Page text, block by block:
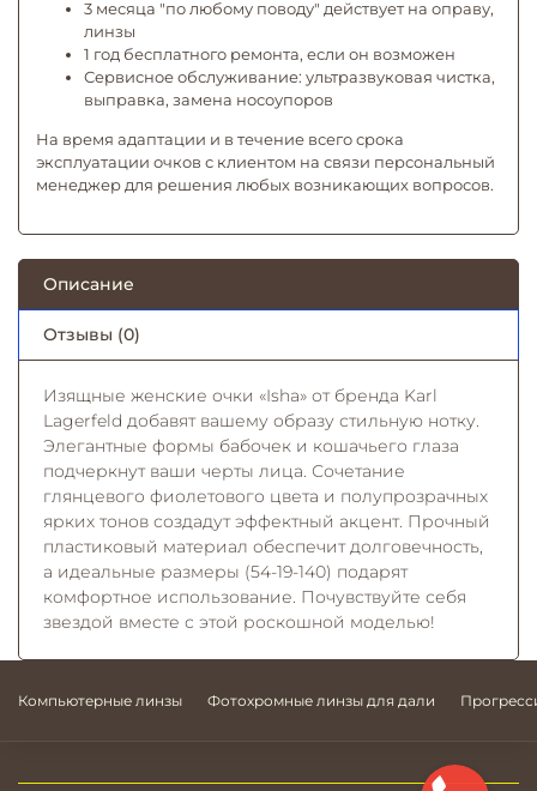
3 месяца "по любому поводу" действует на оправу,
линзы
1 год бесплатного ремонта, если он возможен
Сервисное обслуживание: ультразвуковая чистка,
выправка, замена носоупоров
На время адаптации и в течение всего срока
эксплуатации очков с клиентом на связи персональный
менеджер для решения любых возникающих вопросов.
Описание
Отзывы (0)
Изящные женские очки «Isha» от бренда Karl
Lagerfeld добавят вашему образу стильную нотку.
Элегантные формы бабочек и кошачьего глаза
подчеркнут ваши черты лица. Сочетание
глянцевого фиолетового цвета и полупрозрачных
ярких тонов создадут эффектный акцент. Прочный
пластиковый материал обеспечит долговечность,
а идеальные размеры (54-19-140) подарят
комфортное использование. Почувствуйте себя
звездой вместе с этой роскошной моделью!
Компьютерные линзы Фотохромные линзы для дали